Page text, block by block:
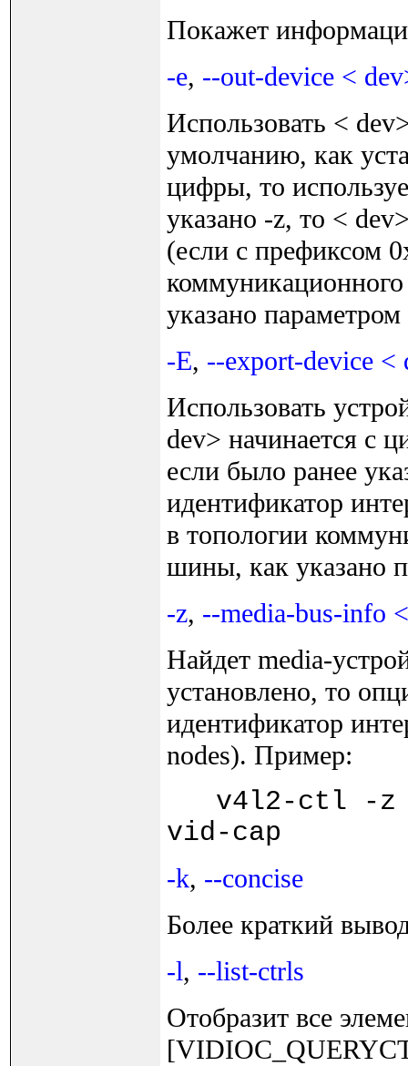
Покажет
-e, --out-device <
Использовать <
умолчанию, как
цифры, то
указано -z, то <
(если с префиксом
указано
-E, --export-device <
Использовать
dev> начинается с
если было ранее
идентификатор
в топологии
шины, как указано
-z, --media-bus-info
Найдет media-
установлено, то
идентификатор
nodes). Пример:
v4l2-ctl -z
vid-cap
-k, --concise
Более краткий
-l, --list-ctrls
Отобразит все